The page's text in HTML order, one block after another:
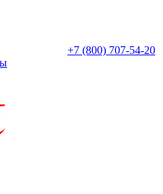
+7 (800) 707-54-20